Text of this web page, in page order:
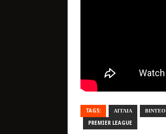
TAGS: ΑΓΓΛΙΑ ΒΙΝΤΕΟ
PREMIER LEAGUE